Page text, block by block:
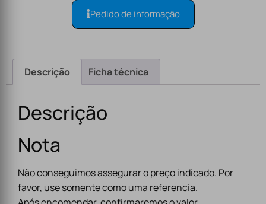
Pedido de informação
Descrição Ficha técnica
Descrição
Nota
Não conseguimos assegurar o preço indicado. Por
favor, use somente como uma referencia.